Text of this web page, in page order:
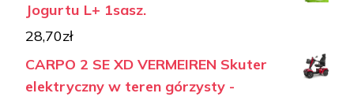
Jogurtu L+ 1sasz.
28,70zł
CARPO 2 SE XD VERMEIREN Skuter
elektryczny w teren górzysty -